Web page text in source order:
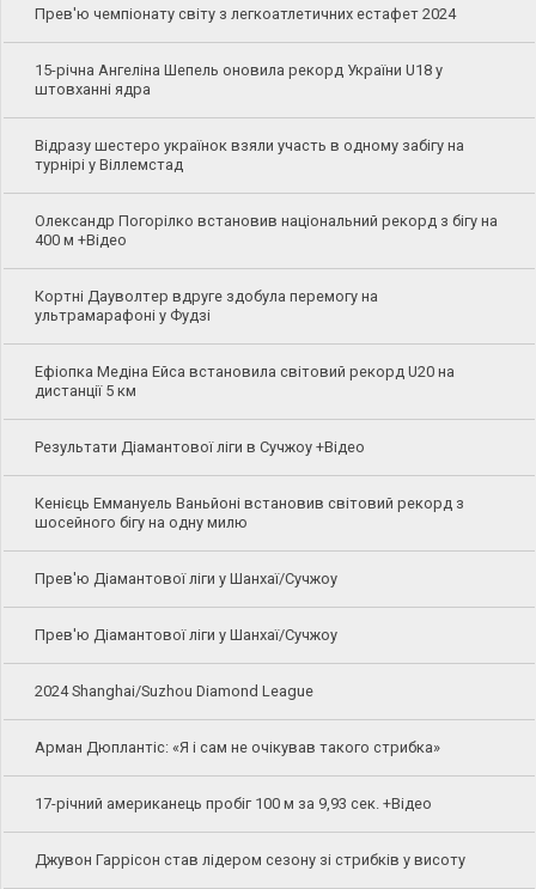
Прев'ю чемпіонату світу з легкоатлетичних естафет 2024
15-річна Ангеліна Шепель оновила рекорд України U18 у
штовханні ядра
Відразу шестеро українок взяли участь в одному забігу на
турнірі у Віллемстад
Олександр Погорілко встановив національний рекорд з бігу на
400 м +Відео
Кортні Дауволтер вдруге здобула перемогу на
ультрамарафоні у Фудзі
Ефіопка Медіна Ейса встановила світовий рекорд U20 на
дистанції 5 км
Результати Діамантової ліги в Сучжоу +Відео
Кенієць Еммануель Ваньйоні встановив світовий рекорд з
шосейного бігу на одну милю
Прев'ю Діамантової ліги у Шанхаї/Сучжоу
Прев'ю Діамантової ліги у Шанхаї/Сучжоу
2024 Shanghai/Suzhou Diamond League
Арман Дюплантіс: «Я і сам не очікував такого стрибка»
17-річний американець пробіг 100 м за 9,93 сек. +Відео
Джувон Гаррісон став лідером сезону зі стрибків у висоту